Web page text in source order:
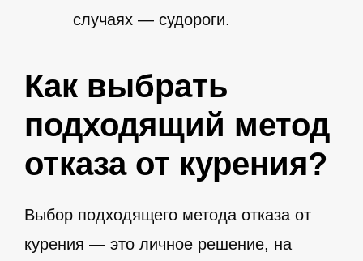
случаях — судороги.
Как выбрать
подходящий метод
отказа от курения?
Выбор подходящего метода отказа от
курения — это личное решение, на